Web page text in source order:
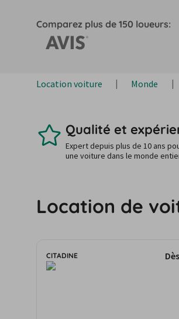
Comparez plus de 150 loueurs:
Location voiture Monde
Qualité et
Expert depuis plus de 10 ans
une voiture dans le monde
Location de
CITADINE Dès